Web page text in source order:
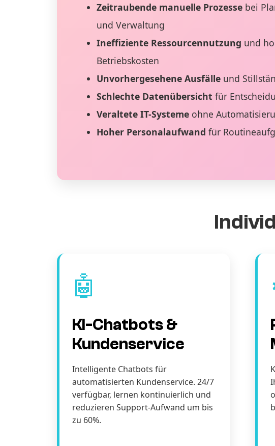
Zeitraubende manuelle Prozessebei
und Verwaltung
Ineffiziente Ressourcennutzung und
Betriebskosten
Unvorhergesehene Ausfälleund
Schlechte Datenübersicht für
Veraltete IT-Systemeohne
Hoher Personalaufwand für
🤖
KI-Chatbots &
Kundenservice
Intelligente Chatbots für
automatisierten Kundenservice. 24/7
verfügbar, lernen kontinuierlich und
reduzieren Support-Aufwand um bis
zu 60%.